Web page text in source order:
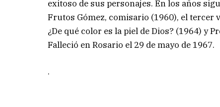
exitoso de sus personajes. En los años
Frutos Gómez, comisario (1960), el tercer
¿De qué color es la piel de Dios? (1964) y
Falleció en Rosario el 29 de mayo de 1967.
.